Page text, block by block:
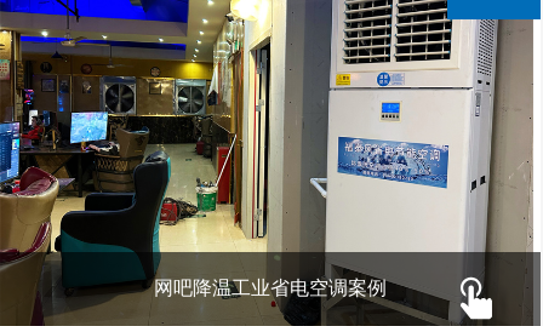
网吧降温工业省电空调案例